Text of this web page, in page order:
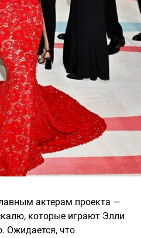
актерам проекта —
которые играют Элли
Ожидается, что